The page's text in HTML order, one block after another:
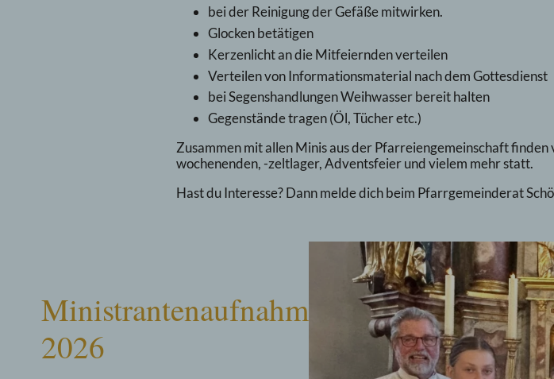
bei der Reinigung der Gefäße mitwirken.
Glocken betätigen
Kerzenlicht an die Mitfeiernden verteilen
Verteilen von Informationsmaterial nach dem Gottesdienst
bei Segenshandlungen Weihwasser bereit halten
Gegenstände tragen (Öl, Tücher etc.)
Zusammen mit allen Minis aus der Pfarreiengemeinschaft
wochenenden, -zeltlager, Adventsfeier und vielem mehr statt.
Hast du Interesse? Dann melde dich beim Pfarrgemeinderat
Ministrantenaufnahme
2026